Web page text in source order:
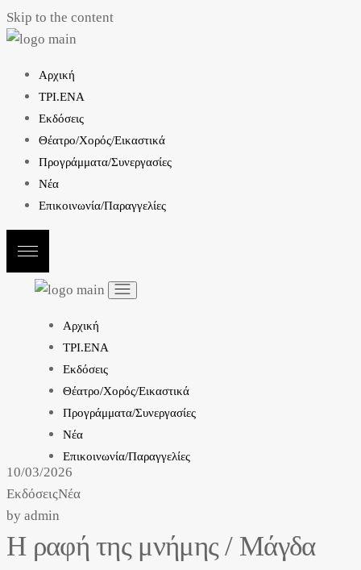
Skip to the content
Αρχική
ΤΡΙ.ΕΝΑ
Εκδόσεις
Θέατρο/Χορός/Εικαστικά
Προγράμματα/Συνεργασίες
Νέα
Επικοινωνία/Παραγγελίες
Αρχική
ΤΡΙ.ΕΝΑ
Εκδόσεις
Θέατρο/Χορός/Εικαστικά
Προγράμματα/Συνεργασίες
Νέα
Επικοινωνία/Παραγγελίες
10/03/2026
ΕκδόσειςΝέα
by admin
Η ραφή της μνήμης / Μάγδα